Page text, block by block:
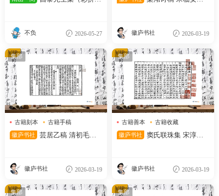
不负 2026-05-27 徽庐书社 2026-03-19
集部
古籍刻本
古籍手稿
古籍整理
徽庐书社
芸居乙稿 清初毛氏
徽庐书社 2026-03-19
VIP 集部
古籍善本
古籍收藏
古籍版式
徽庐书社
窦氏联珠集 宋淳熙
徽庐书社 2026-03-19
VIP
集部
VIP 集部
VIP